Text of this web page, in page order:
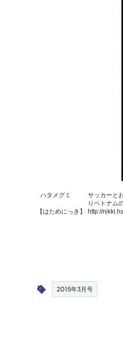
ハタメグミ
サッカーと
りベトナム
【はためにっき】
http://
2015年3月号